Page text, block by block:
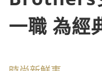
一職 為經